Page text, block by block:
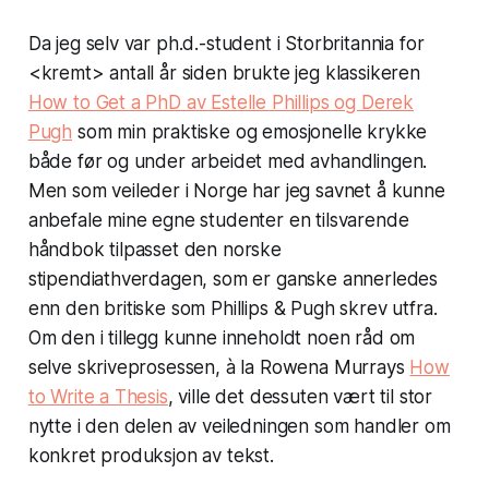
Da jeg selv var ph.d.-student i Storbritannia for
<kremt> antall år siden brukte jeg klassikeren
How to Get a PhD av Estelle Phillips og Derek
Pugh som min praktiske og emosjonelle krykke
både før og under arbeidet med avhandlingen.
Men som veileder i Norge har jeg savnet å kunne
anbefale mine egne studenter en tilsvarende
håndbok tilpasset den norske
stipendiathverdagen, som er ganske annerledes
enn den britiske som Phillips & Pugh skrev utfra.
Om den i tillegg kunne inneholdt noen råd om
selve skriveprosessen, à la Rowena Murrays How
to Write a Thesis, ville det dessuten vært til stor
nytte i den delen av veiledningen som handler om
konkret produksjon av tekst.